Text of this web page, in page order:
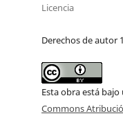
Licencia
Derechos de autor
Esta obra está
Commons